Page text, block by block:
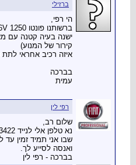
ברזילי
הי רפי,
ברשותנו פונטו 1250 16V אוטו גיר רציף,
ישנה בעיה קטנה עם
קירור של המנוע)
איזה רכיב אחראי
בברכה
עמית
רפי לין
שלום רב,
נא טלפן אלי לנייד 050-5853422
שבו אני תמיד זמין עד
ואנסה לסייע לך.
בברכה - רפי לין